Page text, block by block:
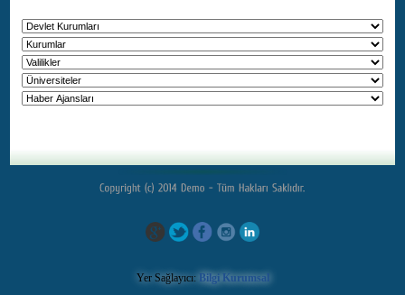
Yer Sağlayıcı: Bilgi Kurumsal